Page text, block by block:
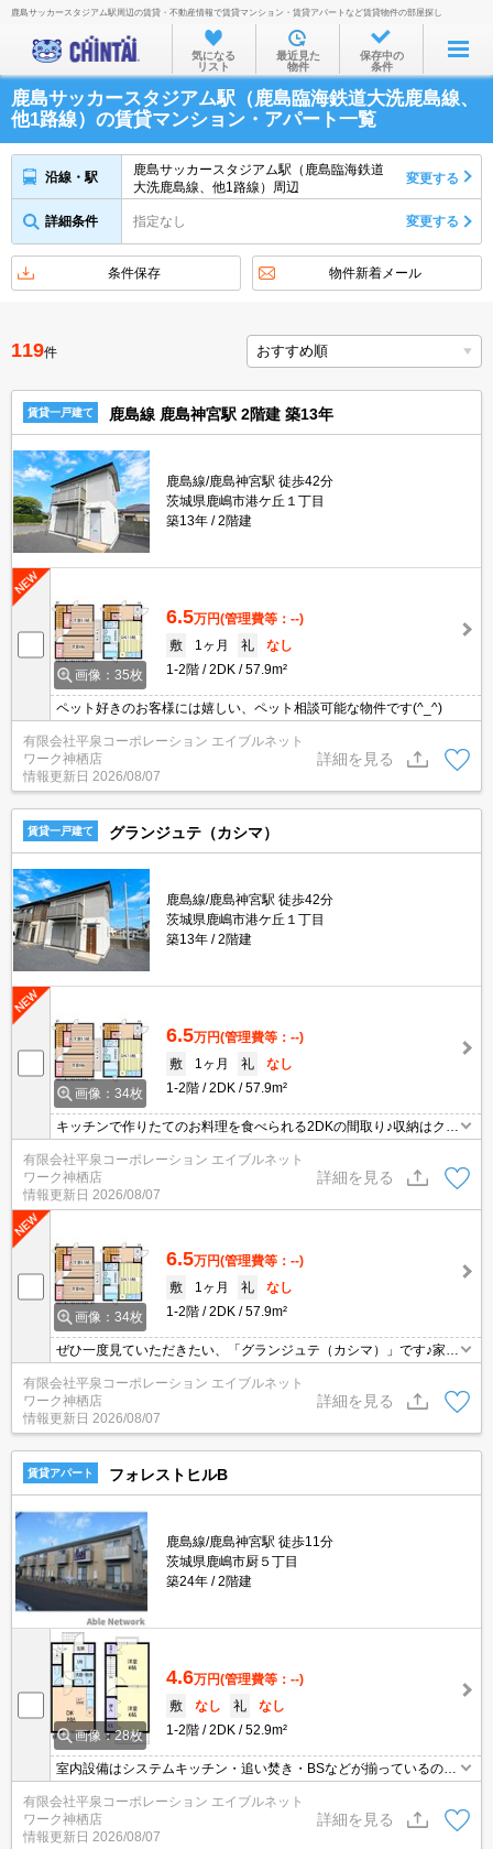
お部屋を探す
沿線・駅から
住所から
家賃相場から
通勤通学時間から
不動産会社から
鹿島サッカースタジアム駅周辺の賃貸・不動産情報で賃貸マンション・賃貸アパートなど賃貸物件の部屋探し
気になる
リスト
最近見た
物件
保存中の
条件
鹿島サッカースタジアム駅（鹿島臨海鉄道大洗鹿島線、
他1路線）の賃貸マンション・アパート一覧
沿線・駅
鹿島サッカースタジアム駅（鹿島臨海鉄道
大洗鹿島線、他1路線）周辺
変更する
詳細条件 指定なし 変更する
条件保存 物件新着メール
119件
賃貸一戸建て 鹿島線 鹿島神宮駅 2階建 築13年
鹿島線/鹿島神宮駅 徒歩42分
茨城県鹿嶋市港ケ丘１丁目
築13年
2階建
画像：35枚
6.5万円(管理費等：--)
敷
1ヶ月 礼
なし
1-2階
2DK 57.9m²
ペット好きのお客様には嬉しい、ペット相談可能な物件です(^_^)
有限会社平泉コーポレーション エイブルネット
ワーク神栖店
情報更新日 2026/08/07
詳細を見る
賃貸一戸建て グランジュテ（カシマ）
鹿島線/鹿島神宮駅 徒歩42分
茨城県鹿嶋市港ケ丘１丁目
築13年
2階建
画像：34枚
6.5万円(管理費等：--)
敷
1ヶ月 礼
なし
1-2階
2DK 57.9m²
キッチンで作りたてのお料理を食べられる2DKの間取り♪収納はクロ
ゼット・シューズボックスなどが備え付けられているので、衣類や
日用品の収納に重宝します♪独立洗面台なので床が水で濡れたり鏡が
曇ったりしにくく、清潔な状態を保ちやすくなっております♪こちら
はペット相談可の物件なので、事前にご相談いただけます(#^^#)
有限会社平泉コーポレーション エイブルネット
ワーク神栖店
情報更新日 2026/08/07
詳細を見る
画像：34枚
6.5万円(管理費等：--)
敷
1ヶ月 礼
なし
1-2階
2DK 57.9m²
ぜひ一度見ていただきたい、「グランジュテ（カシマ）」です♪家賃
6.5万円でおすすめの物件です♪来客時にはTVインターホンで訪問者
の顔を確認することがきるので安心感があります♪生活費は半分、楽
しさは二倍の二人入居可能物件♪ペットと離れたくない方にもご紹介
したい、ペット相談可の物件です(#^^#)
有限会社平泉コーポレーション エイブルネット
ワーク神栖店
情報更新日 2026/08/07
詳細を見る
賃貸アパート フォレストヒルB
鹿島線/鹿島神宮駅 徒歩11分
茨城県鹿嶋市厨５丁目
築24年
2階建
画像：28枚
4.6万円(管理費等：--)
敷
なし 礼
なし
1-2階
2DK 52.9m²
室内設備はシステムキッチン・追い焚き・BSなどが揃っているの
で、快適に過ごしやすいお部屋になります♪駅から徒歩11分のとこ
ろにあるアパートはいかがでしょうか♪簡単に温度管理できるエアコ
ン付きのアパート♪駐車スペースも十分♪複数台の割り当てが可能♪新
しい生活にオススメなのが、こちらのアパートです(^o^)
有限会社平泉コーポレーション エイブルネット
ワーク神栖店
情報更新日 2026/08/07
詳細を見る